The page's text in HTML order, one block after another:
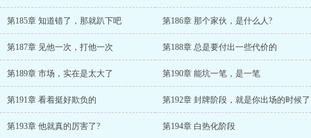
第185章 知道错了，那就趴下吧 第186章 那个家伙，是什么人?
第187章 见他一次，打他一次 第188章 总是要付出一些代价的
第189章 市场，实在是太大了 第190章 能坑一笔，是一笔
第191章 看着挺好欺负的 第192章 封牌阶段，就是你出场的时候了
第193章 他就真的厉害了? 第194章 白热化阶段